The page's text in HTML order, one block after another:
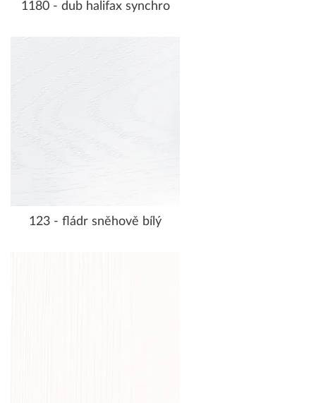
1180 - dub halifax synchro
123 - fládr sněhově bílý